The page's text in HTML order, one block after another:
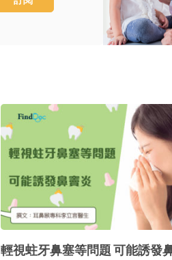
輕視蛀牙鼻塞等問題 可能誘發